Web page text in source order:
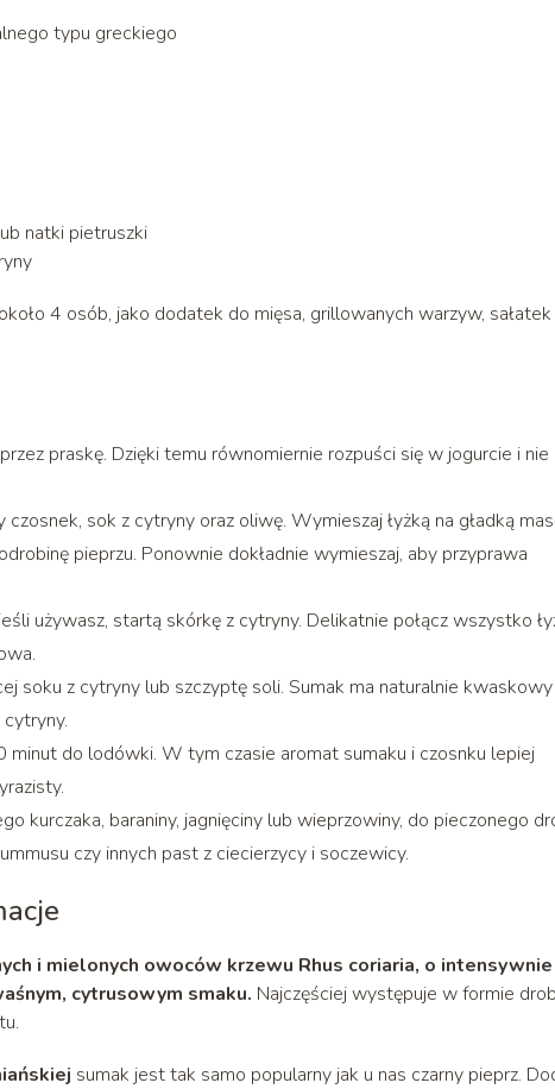
typu greckiego
natki pietruszki
4 osób, jako dodatek do mięsa, grillowanych warzyw,
praskę. Dzięki temu równomiernie rozpuści się w jogurcie i nie
sok z cytryny oraz oliwę. Wymieszaj łyżką na gładką
pieprzu. Ponownie dokładnie wymieszaj, aby przyprawa
używasz, startą skórkę z cytryny. Delikatnie połącz wszystko
soku z cytryny lub szczyptę soli. Sumak ma naturalnie kwaskowy
do lodówki. W tym czasie aromat sumaku i czosnku lepiej
kurczaka, baraniny, jagnięciny lub wieprzowiny, do pieczonego
czy innych past z ciecierzycy i soczewicy.
i mielonych owoców krzewu Rhus coriaria, o intensywnie
cytrusowym smaku. Najczęściej występuje w formie
sumak jest tak samo popularny jak u nas czarny pieprz.